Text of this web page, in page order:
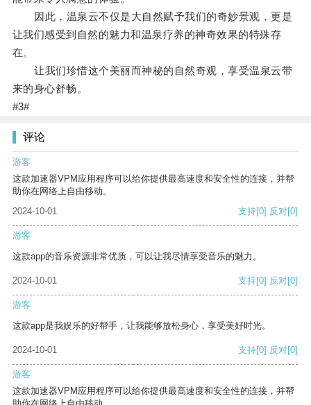
因此，温泉云不仅是大自然赋予我们的奇妙景观，更是
让我们感受到自然的魅力和温泉疗养的神奇效果的特殊存
在。
让我们珍惜这个美丽而神秘的自然奇观，享受温泉云带
来的身心舒畅。
#3#
评论
游客
这款加速器VPM应用程序可以给你提供最高速度和安全性的连接，并帮
助你在网络上自由移动。
2024-10-01
支持[0] 反对[0]
游客
这款app的音乐资源非常优质，可以让我尽情享受音乐的魅力。
2024-10-01 支持[0] 反对[0]
游客
这款app是我娱乐的好帮手，让我能够放松身心，享受美好时光。
2024-10-01 支持[0] 反对[0]
游客
这款加速器VPM应用程序可以给你提供最高速度和安全性的连接，并帮